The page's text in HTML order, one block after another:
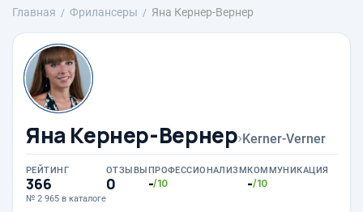
Главная Фрилансеры Яна Кернер-Вернер
Яна Кернер-Вернер›Kerner-Verner
РЕЙТИНГ
366
№ 2 965 в каталоге
ОТЗЫВЫ
0
ПРОФЕССИОНАЛИЗМ
-/10
КОММУНИКАЦИЯ
-/10